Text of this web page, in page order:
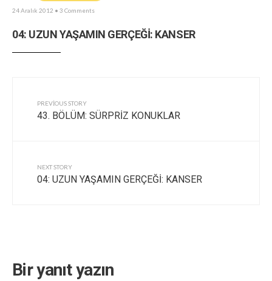
24 Aralık 2012 • 3 Comments
04: UZUN YAŞAMIN GERÇEĞİ: KANSER
PREVIOUS STORY
43. BÖLÜM: SÜRPRİZ KONUKLAR
NEXT STORY
04: UZUN YAŞAMIN GERÇEĞİ: KANSER
Bir yanıt yazın